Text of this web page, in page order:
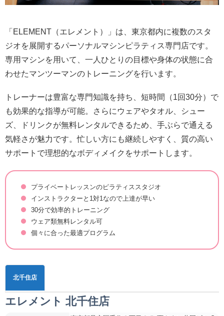
「ELEMENT（エレメント）」は、東京都内に複数のスタ
ジオを展開するパーソナルマシンピラティス専門店です。
専用マシンを用いて、一人ひとりの目標や身体の状態に合
わせたマンツーマンのトレーニングを行います。
トレーナーは豊富な専門知識を持ち、短時間（1回30分）で
も効果的な指導が可能。さらにウェアやタオル、シュー
ズ、ドリンクが無料レンタルできるため、手ぶらで通える
気軽さが魅力です。忙しい方にも継続しやすく、質の高い
サポートで理想的なボディメイクをサポートします。
プライベートレッスンのピラティススタジオ
インストラクターと1対1なので上達が早い
30分で効率的トレーニング
ウェア類無料レンタル可
個々に合った最適プログラム
北千住店
エレメント 北千住店